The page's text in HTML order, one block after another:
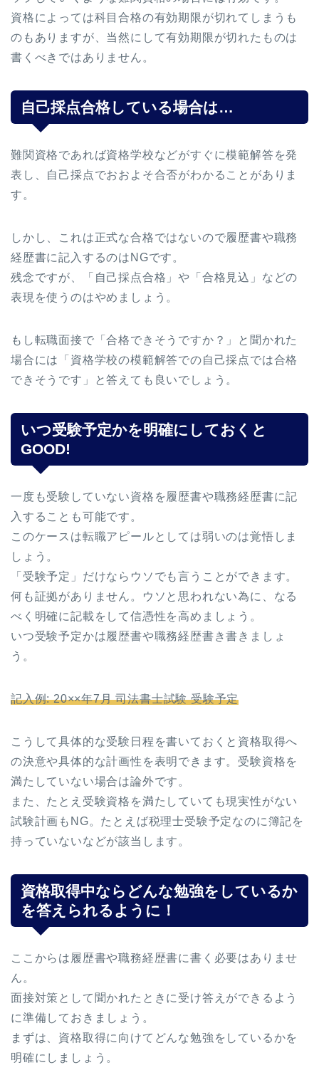
資格によっては科目合格の有効期限が切れてしまうも
のもありますが、当然にして有効期限が切れたものは
書くべきではありません。
自己採点合格している場合は…
難関資格であれば資格学校などがすぐに模範解答を発
表し、自己採点でおおよそ合否がわかることがありま
す。
しかし、これは正式な合格ではないので履歴書や職務
経歴書に記入するのはNGです。
残念ですが、「自己採点合格」や「合格見込」などの
表現を使うのはやめましょう。
もし転職面接で「合格できそうですか？」と聞かれた
場合には「資格学校の模範解答での自己採点では合格
できそうです」と答えても良いでしょう。
いつ受験予定かを明確にしておくと
GOOD!
一度も受験していない資格を履歴書や職務経歴書に記
入することも可能です。
このケースは転職アピールとしては弱いのは覚悟しま
しょう。
「受験予定」だけならウソでも言うことができます。
何も証拠がありません。ウソと思われない為に、なる
べく明確に記載をして信憑性を高めましょう。
いつ受験予定かは履歴書や職務経歴書き書きましょ
う。
記入例: 20××年7月 司法書士試験 受験予定
こうして具体的な受験日程を書いておくと資格取得へ
の決意や具体的な計画性を表明できます。受験資格を
満たしていない場合は論外です。
また、たとえ受験資格を満たしていても現実性がない
試験計画もNG。たとえば税理士受験予定なのに簿記を
持っていないなどが該当します。
資格取得中ならどんな勉強をしているか
を答えられるように！
ここからは履歴書や職務経歴書に書く必要はありませ
ん。
面接対策として聞かれたときに受け答えができるよう
に準備しておきましょう。
まずは、資格取得に向けてどんな勉強をしているかを
明確にしましょう。